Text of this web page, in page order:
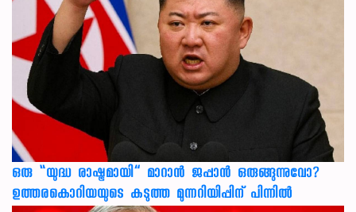
ഒരു “യുദ്ധ രാഷ്ട്രമായി” മാറാൻ ജപ്പാൻ ഒരുങ്ങുന്നുവോ?
ഉത്തരകൊറിയയുടെ കടുത്ത മുന്നറിയിപ്പിന് പിന്നിൽ